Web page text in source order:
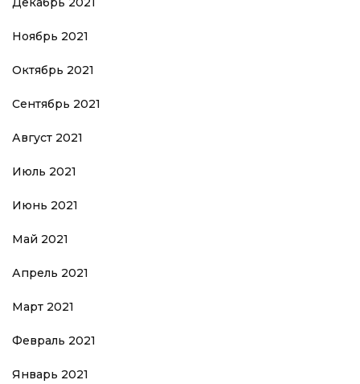
Ноябрь 2021
Октябрь 2021
Сентябрь 2021
Август 2021
Июль 2021
Июнь 2021
Май 2021
Апрель 2021
Март 2021
Февраль 2021
Январь 2021